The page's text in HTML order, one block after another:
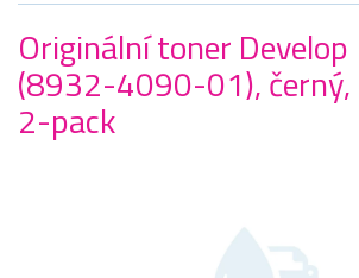
Originální toner
(8932-4090-01), černý,
2-pack